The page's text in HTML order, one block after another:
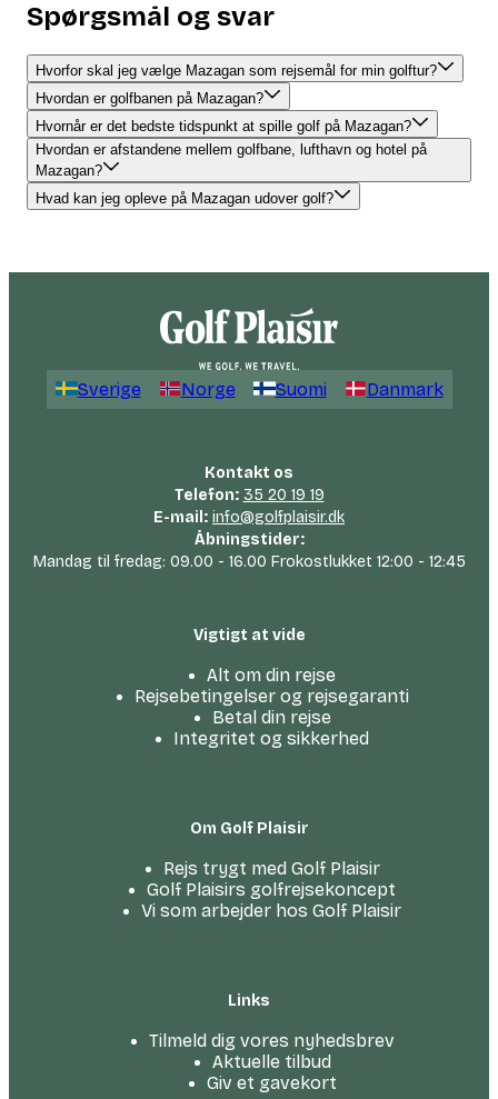
Spørgsmål og svar
Hvorfor skal jeg vælge Mazagan som rejsemål for min golftur?
Hvordan er golfbanen på Mazagan?
Hvornår er det bedste tidspunkt at spille golf på Mazagan?
Hvordan er afstandene mellem golfbane, lufthavn og hotel på
Mazagan?
Hvad kan jeg opleve på Mazagan udover golf?
Sverige Norge Suomi Danmark
Kontakt os
Telefon: 35 20 19 19
E-mail: info@golfplaisir.dk
Åbningstider:
Mandag til fredag: 09.00 - 16.00 Frokostlukket 12:00 - 12:45
Vigtigt at vide
Alt om din rejse
Rejsebetingelser og rejsegaranti
Betal din rejse
Integritet og sikkerhed
Om Golf Plaisir
Rejs trygt med Golf Plaisir
Golf Plaisirs golfrejsekoncept
Vi som arbejder hos Golf Plaisir
Links
Tilmeld dig vores nyhedsbrev
Aktuelle tilbud
Giv et gavekort